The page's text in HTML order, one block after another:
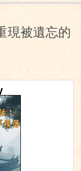
現被遺忘的